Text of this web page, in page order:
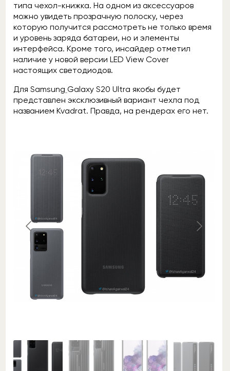
типа чехол-книжка. На одном из аксессуаров
можно увидеть прозрачную полоску, через
которую получится рассмотреть не только время
и уровень заряда батареи, но и элементы
интерфейса. Кроме того, инсайдер отметил
наличие у новой версии LED View Cover
настоящих светодиодов.
Для Samsung Galaxy S20 Ultra якобы будет
представлен эксклюзивный вариант чехла под
названием Kvadrat. Правда, на рендерах его нет.